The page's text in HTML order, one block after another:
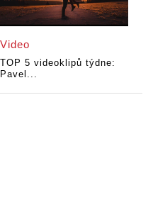
Video
TOP 5 videoklipů týdne:
Pavel...